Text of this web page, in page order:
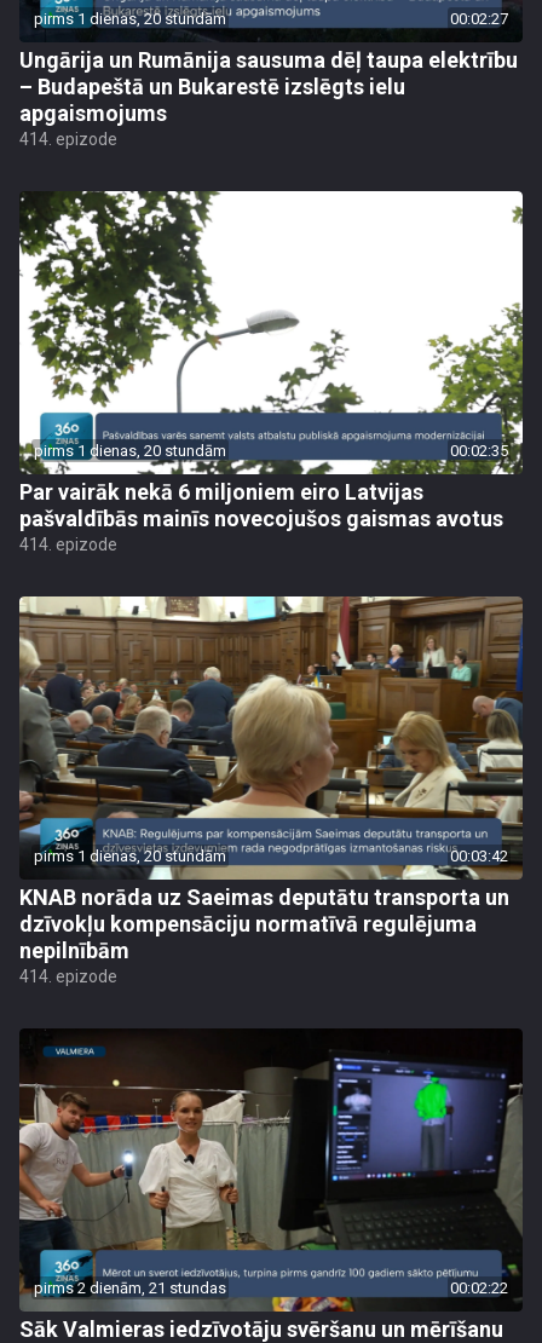
pirms 1 dienas, 20 stundām 00:02:27
Ungārija un Rumānija sausuma dēļ taupa elektrību
– Budapeštā un Bukarestē izslēgts ielu
apgaismojums
414. epizode
pirms 1 dienas, 20 stundām 00:02:35
Par vairāk nekā 6 miljoniem eiro Latvijas
pašvaldībās mainīs novecojušos gaismas avotus
414. epizode
pirms 1 dienas, 20 stundām 00:03:42
KNAB norāda uz Saeimas deputātu transporta un
dzīvokļu kompensāciju normatīvā regulējuma
nepilnībām
414. epizode
pirms 2 dienām, 21 stundas 00:02:22
Sāk Valmieras iedzīvotāju svēršanu un mērīšanu